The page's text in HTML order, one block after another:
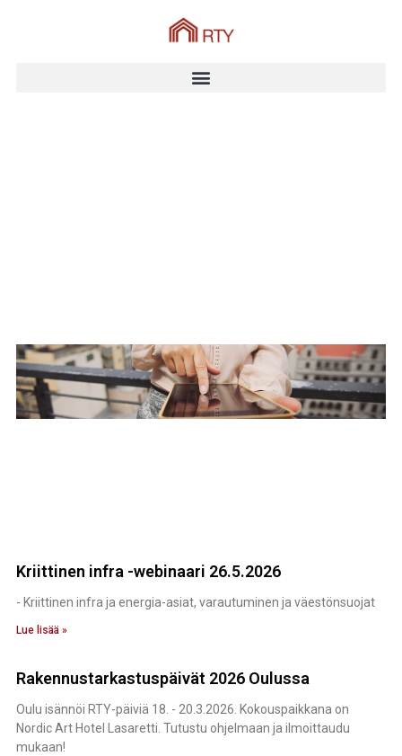
Kriittinen infra -webinaari 26.5.2026
- Kriittinen infra ja energia-asiat, varautuminen ja väestönsuojat
Lue lisää »
Rakennustarkastuspäivät 2026 Oulussa
Oulu isännöi RTY-päiviä 18. - 20.3.2026. Kokouspaikkana on
Nordic Art Hotel Lasaretti. Tutustu ohjelmaan ja ilmoittaudu
mukaan!